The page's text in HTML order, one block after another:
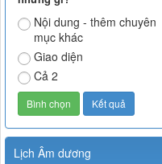
Nội dung - thêm chuyên
mục khác
Giao diện
Cả 2
Lịch Âm dương